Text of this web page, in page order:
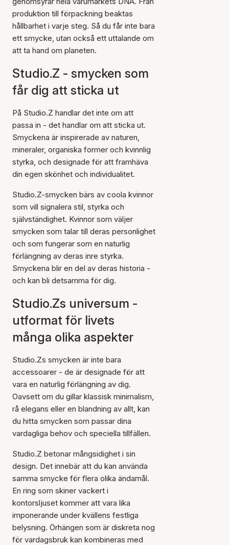
produktion till förpackning beaktas
hållbarhet i varje steg. Så du får inte bara
ett smycke, utan också ett uttalande om
att ta hand om planeten.
Studio.Z - smycken som
får dig att sticka ut
På Studio.Z handlar det inte om att
passa in - det handlar om att sticka ut.
Smyckena är inspirerade av naturen,
mineraler, organiska former och kvinnlig
styrka, och designade för att framhäva
din egen skönhet och individualitet.
Studio.Z-smycken bärs av coola kvinnor
som vill signalera stil, styrka och
självständighet. Kvinnor som väljer
smycken som talar till deras personlighet
och som fungerar som en naturlig
förlängning av deras inre styrka.
Smyckena blir en del av deras historia -
och kan bli detsamma för dig.
Studio.Zs universum -
utformat för livets
många olika aspekter
Studio.Zs smycken är inte bara
accessoarer - de är designade för att
vara en naturlig förlängning av dig.
Oavsett om du gillar klassisk minimalism,
rå elegans eller en blandning av allt, kan
du hitta smycken som passar dina
vardagliga behov och speciella tillfällen.
Studio.Z betonar mångsidighet i sin
design. Det innebär att du kan använda
samma smycke för flera olika ändamål.
En ring som skiner vackert i
kontorsljuset kommer att vara lika
imponerande under kvällens festliga
belysning. Örhängen som är diskreta nog
för vardagsbruk kan kombineras med